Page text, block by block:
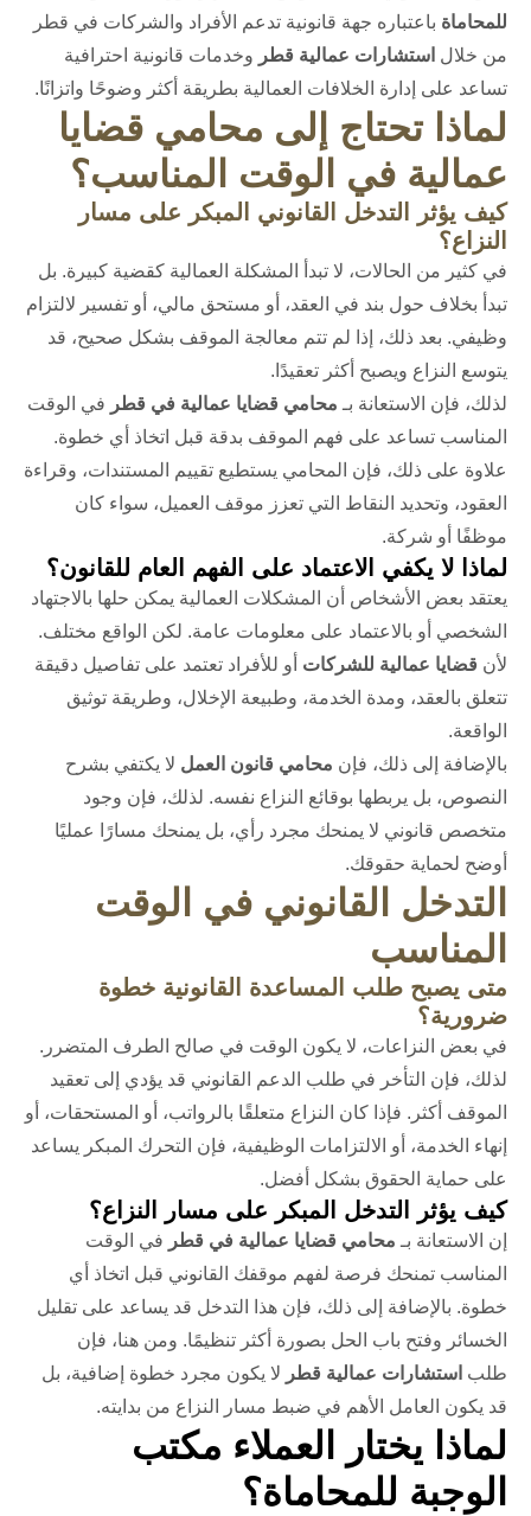
للمحاماة باعتباره جهة قانونية تدعم الأفراد والشركات في قطر
من خلال استشارات عمالية قطر وخدمات قانونية احترافية
تساعد على إدارة الخلافات العمالية بطريقة أكثر وضوحًا واتزانًا.
لماذا تحتاج إلى محامي قضايا
عمالية في الوقت المناسب؟
كيف يؤثر التدخل القانوني المبكر على مسار
النزاع؟
في كثير من الحالات، لا تبدأ المشكلة العمالية كقضية كبيرة. بل
تبدأ بخلاف حول بند في العقد، أو مستحق مالي، أو تفسير لالتزام
وظيفي. بعد ذلك، إذا لم تتم معالجة الموقف بشكل صحيح، قد
يتوسع النزاع ويصبح أكثر تعقيدًا.
لذلك، فإن الاستعانة بـ محامي قضايا عمالية في قطر في الوقت
المناسب تساعد على فهم الموقف بدقة قبل اتخاذ أي خطوة.
علاوة على ذلك، فإن المحامي يستطيع تقييم المستندات، وقراءة
العقود، وتحديد النقاط التي تعزز موقف العميل، سواء كان
موظفًا أو شركة.
لماذا لا يكفي الاعتماد على الفهم العام للقانون؟
يعتقد بعض الأشخاص أن المشكلات العمالية يمكن حلها بالاجتهاد
الشخصي أو بالاعتماد على معلومات عامة. لكن الواقع مختلف.
لأن قضايا عمالية للشركات أو للأفراد تعتمد على تفاصيل دقيقة
تتعلق بالعقد، ومدة الخدمة، وطبيعة الإخلال، وطريقة توثيق
الواقعة.
بالإضافة إلى ذلك، فإن محامي قانون العمل لا يكتفي بشرح
النصوص، بل يربطها بوقائع النزاع نفسه. لذلك، فإن وجود
متخصص قانوني لا يمنحك مجرد رأي، بل يمنحك مسارًا عمليًا
أوضح لحماية حقوقك.
التدخل القانوني في الوقت
المناسب
متى يصبح طلب المساعدة القانونية خطوة
ضرورية؟
في بعض النزاعات، لا يكون الوقت في صالح الطرف المتضرر.
لذلك، فإن التأخر في طلب الدعم القانوني قد يؤدي إلى تعقيد
الموقف أكثر. فإذا كان النزاع متعلقًا بالرواتب، أو المستحقات، أو
إنهاء الخدمة، أو الالتزامات الوظيفية، فإن التحرك المبكر يساعد
على حماية الحقوق بشكل أفضل.
كيف يؤثر التدخل المبكر على مسار النزاع؟
إن الاستعانة بـ محامي قضايا عمالية في قطر في الوقت
المناسب تمنحك فرصة لفهم موقفك القانوني قبل اتخاذ أي
خطوة. بالإضافة إلى ذلك، فإن هذا التدخل قد يساعد على تقليل
الخسائر وفتح باب الحل بصورة أكثر تنظيمًا. ومن هنا، فإن
طلب استشارات عمالية قطر لا يكون مجرد خطوة إضافية، بل
قد يكون العامل الأهم في ضبط مسار النزاع من بدايته.
لماذا يختار العملاء مكتب
الوجبة للمحاماة؟